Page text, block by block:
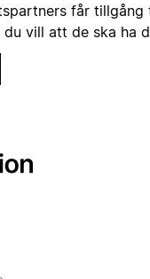
får tillgång
du vill att de ska ha